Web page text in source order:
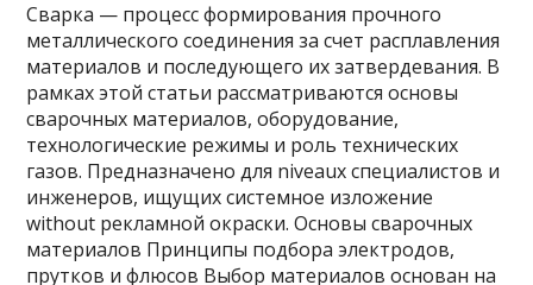
Сварка — процесс формирования прочного
металлического соединения за счет расплавления
материалов и последующего их затвердевания. В
рамках этой статьи рассматриваются основы
сварочных материалов, оборудование,
технологические режимы и роль технических
газов. Предназначено для niveaux специалистов и
инженеров, ищущих системное изложение
without рекламной окраски. Основы сварочных
материалов Принципы подбора электродов,
прутков и флюсов Выбор материалов основан на